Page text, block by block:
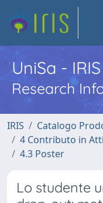
UniSa -
Research
IRIS
Catalogo
4 Contributo in
4.3 Poster
Lo studente